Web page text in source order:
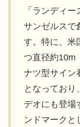
「ランディ
サンゼルスで
す。特に、米
つ直径約10m
ナツ型サイン
となっており
デオにも登場
ンドマークと